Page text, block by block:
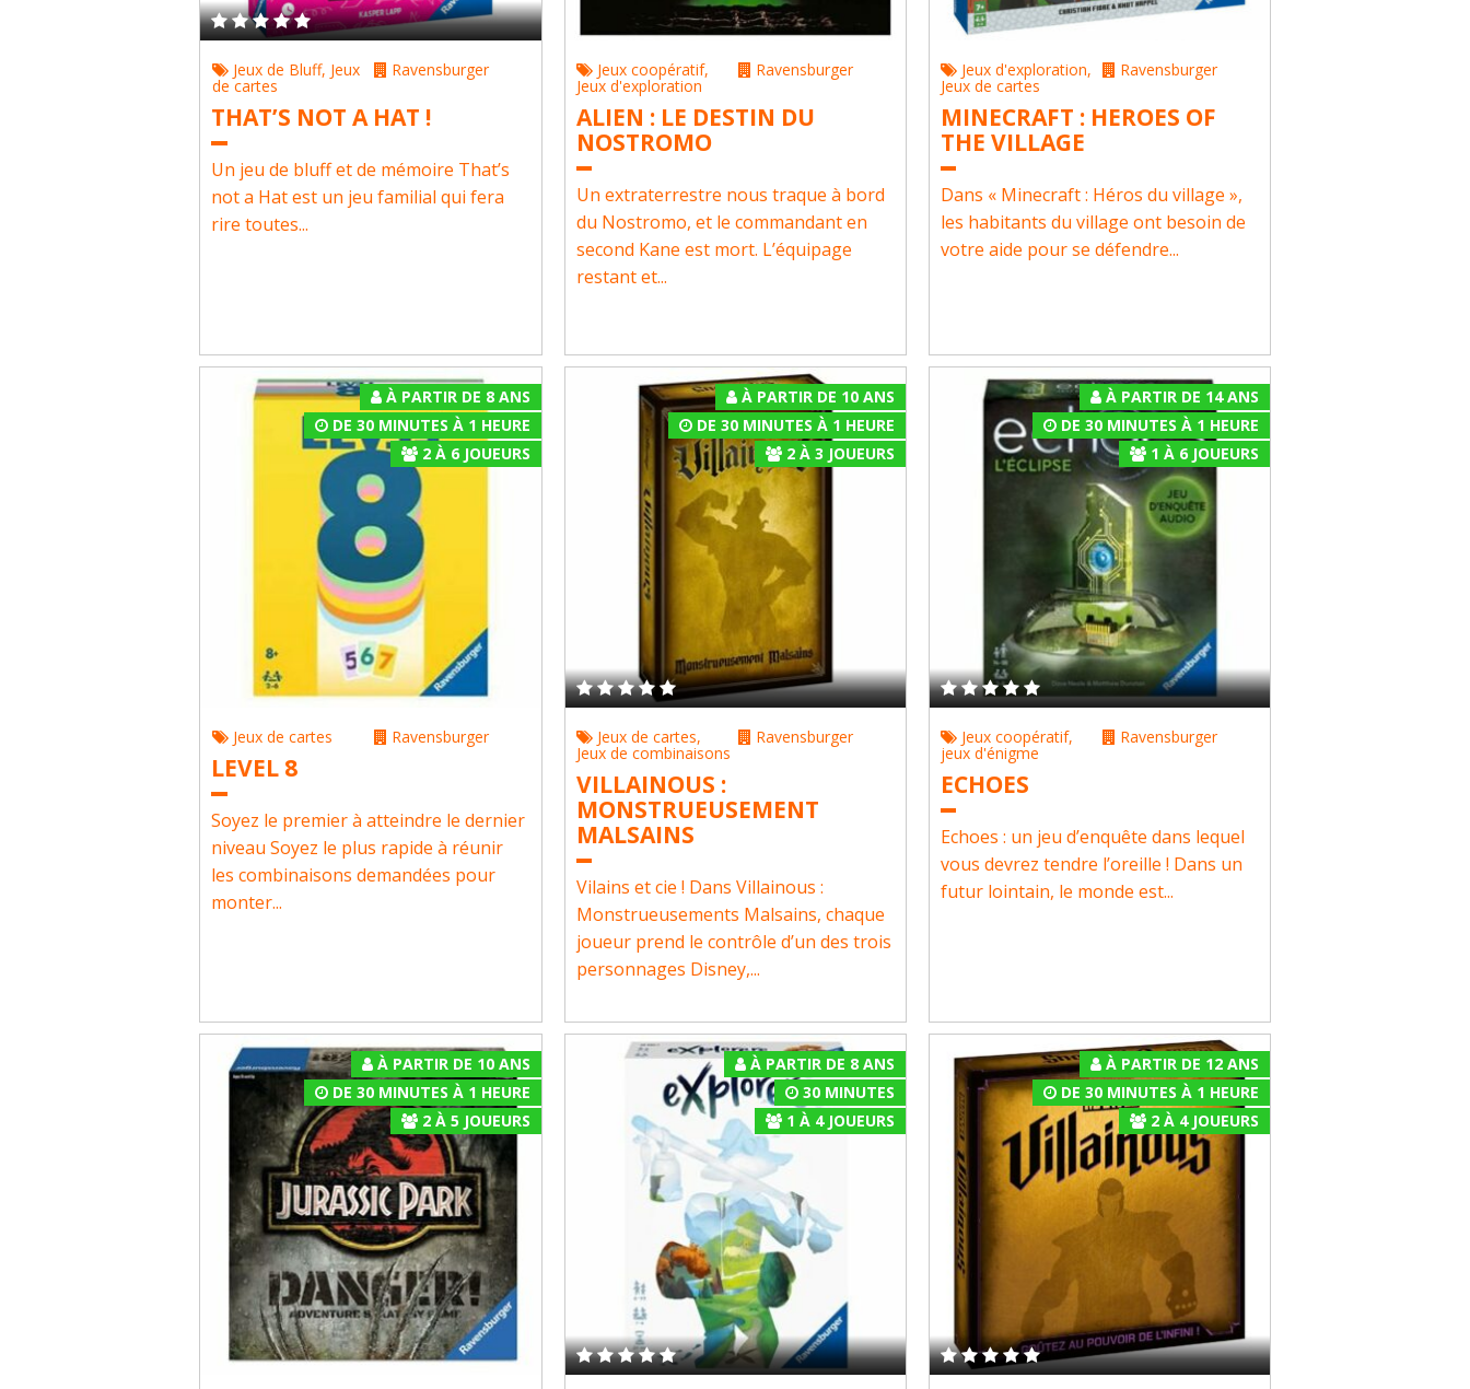
Jeux de Bluff, Jeux
de cartes
Ravensburger
THAT’S NOT A HAT !
Un jeu de bluff et de mémoire That’s
not a Hat est un jeu familial qui fera
rire toutes...
Jeux coopératif,
Jeux d'exploration
Ravensburger
ALIEN : LE DESTIN DU
NOSTROMO
Un extraterrestre nous traque à bord
du Nostromo, et le commandant en
second Kane est mort. L’équipage
restant et...
Jeux d'exploration,
Jeux de cartes
Ravensburger
MINECRAFT : HEROES OF
THE VILLAGE
Dans « Minecraft : Héros du village »,
les habitants du village ont besoin de
votre aide pour se défendre...
À PARTIR DE 8 ANS
DE 30 MINUTES À 1 HEURE
2À 6JOUEURS
Jeux de cartes Ravensburger
LEVEL 8
Soyez le premier à atteindre le dernier
niveau Soyez le plus rapide à réunir
les combinaisons demandées pour
monter...
À PARTIR DE 10 ANS
DE 30 MINUTES À 1 HEURE
2À 3 JOUEURS
Jeux de cartes,
Jeux de combinaisons
Ravensburger
VILLAINOUS :
MONSTRUEUSEMENT
MALSAINS
Vilains et cie ! Dans Villainous :
Monstrueusements Malsains, chaque
joueur prend le contrôle d’un des trois
personnages Disney,...
À PARTIR DE 14 ANS
DE 30 MINUTES À 1 HEURE
1 À 6JOUEURS
Jeux coopératif,
jeux d'énigme
Ravensburger
ECHOES
Echoes : un jeu d’enquête dans lequel
vous devrez tendre l’oreille ! Dans un
futur lointain, le monde est...
À PARTIR DE 10 ANS
DE 30 MINUTES À 1 HEURE
2À 5 JOUEURS
À PARTIR DE 8 ANS
30 MINUTES
1 À 4JOUEURS
À PARTIR DE 12 ANS
DE 30 MINUTES À 1 HEURE
2À 4JOUEURS